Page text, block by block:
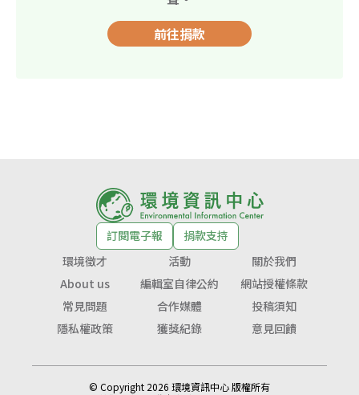
前往捐款
訂閱電子報
捐款支持
環境徵才
活動
關於我們
About us
編輯室自律公約
網站授權條款
常見問題
合作媒體
投稿須知
隱私權政策
獲獎紀錄 意見回饋
© Copyright 2026 環境資訊中心 版權所有